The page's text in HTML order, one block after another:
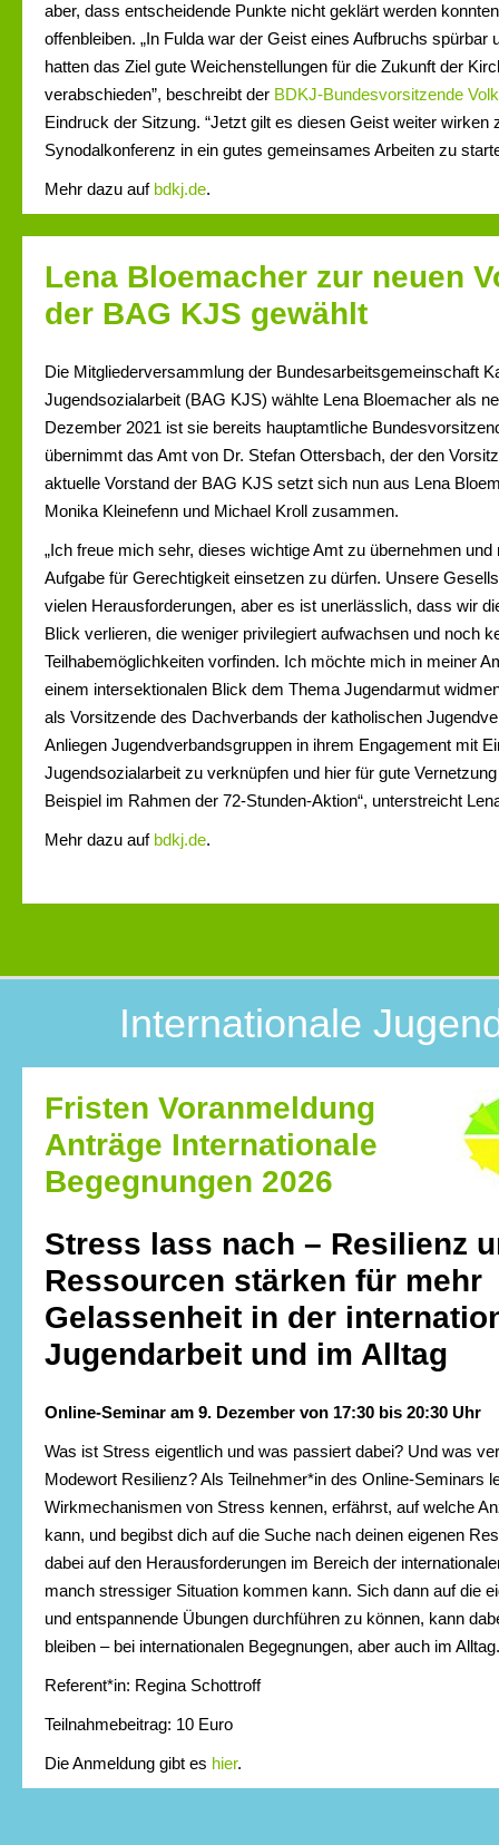
aber, dass entscheidende Punkte nicht geklärt werden
offenbleiben. „In Fulda war der Geist eines Aufbruchs spürbar
hatten das Ziel gute Weichenstellungen für die Zukunft der
verabschieden”, beschreibt der BDKJ-Bundesvorsitzende
Eindruck der Sitzung. “Jetzt gilt es diesen Geist weiter wirken
Synodalkonferenz in ein gutes gemeinsames Arbeiten zu
Mehr dazu auf bdkj.de.
Lena Bloemacher zur neuen
der BAG KJS gewählt
Die Mitgliederversammlung der Bundesarbeitsgemeinschaft
Jugendsozialarbeit (BAG KJS) wählte Lena Bloemacher als
Dezember 2021 ist sie bereits hauptamtliche
übernimmt das Amt von Dr. Stefan Ottersbach, der den
aktuelle Vorstand der BAG KJS setzt sich nun aus Lena
Monika Kleinefenn und Michael Kroll zusammen.
„Ich freue mich sehr, dieses wichtige Amt zu übernehmen
Aufgabe für Gerechtigkeit einsetzen zu dürfen. Unsere
vielen Herausforderungen, aber es ist unerlässlich, dass wir
Blick verlieren, die weniger privilegiert aufwachsen und noch
Teilhabemöglichkeiten vorfinden. Ich möchte mich in meiner
einem intersektionalen Blick dem Thema Jugendarmut
als Vorsitzende des Dachverbands der katholischen
Anliegen Jugendverbandsgruppen in ihrem Engagement mit
Jugendsozialarbeit zu verknüpfen und hier für gute
Beispiel im Rahmen der 72-Stunden-Aktion“, unterstreicht
Mehr dazu auf bdkj.de.
Internationale
Fristen Voranmeldung
Anträge Internationale
Begegnungen 2026
Stress lass nach – Resilienz
Ressourcen stärken für mehr
Gelassenheit in der
Jugendarbeit und im Alltag
Online-Seminar am 9. Dezember von 17:30 bis 20:30 Uhr
Was ist Stress eigentlich und was passiert dabei? Und was
Modewort Resilienz? Als Teilnehmer*in des Online-Seminars
Wirkmechanismen von Stress kennen, erfährst, auf welche
kann, und begibst dich auf die Suche nach deinen eigenen
dabei auf den Herausforderungen im Bereich der
manch stressiger Situation kommen kann. Sich dann auf die
und entspannende Übungen durchführen zu können, kann
bleiben – bei internationalen Begegnungen, aber auch im Alltag.
Referent*in: Regina Schottroff
Teilnahmebeitrag: 10 Euro
Die Anmeldung gibt es hier.